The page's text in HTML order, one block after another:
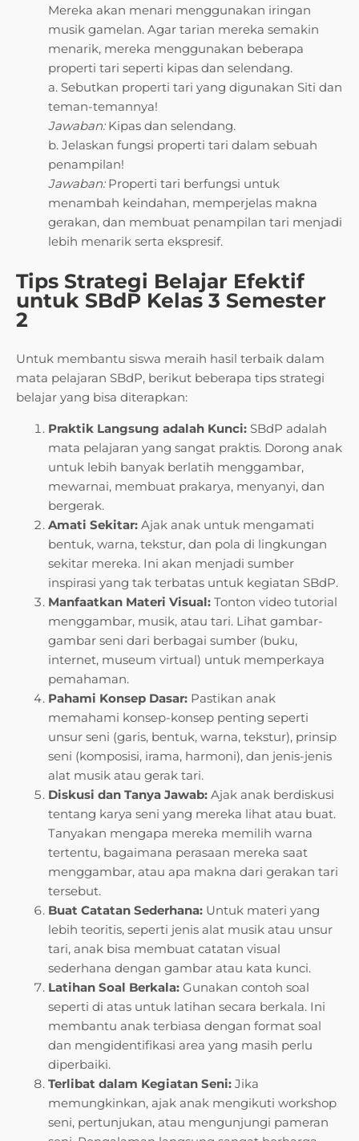
Mereka akan menari menggunakan iringan
musik gamelan. Agar tarian mereka semakin
menarik, mereka menggunakan beberapa
properti tari seperti kipas dan selendang.
a. Sebutkan properti tari yang digunakan Siti dan
teman-temannya!
Jawaban:Kipas dan selendang.
b. Jelaskan fungsi properti tari dalam sebuah
penampilan!
Jawaban:Properti tari berfungsi untuk
menambah keindahan, memperjelas makna
gerakan, dan membuat penampilan tari menjadi
lebih menarik serta ekspresif.
Tips Strategi Belajar Efektif
untuk SBdP Kelas 3 Semester
2
Untuk membantu siswa meraih hasil terbaik dalam
mata pelajaran SBdP, berikut beberapa tips strategi
belajar yang bisa diterapkan:
Praktik Langsung adalah Kunci: SBdP adalah
mata pelajaran yang sangat praktis. Dorong anak
untuk lebih banyak berlatih menggambar,
mewarnai, membuat prakarya, menyanyi, dan
bergerak.
Amati Sekitar: Ajak anak untuk mengamati
bentuk, warna, tekstur, dan pola di lingkungan
sekitar mereka. Ini akan menjadi sumber
inspirasi yang tak terbatas untuk kegiatan SBdP.
Manfaatkan Materi Visual: Tonton video tutorial
menggambar, musik, atau tari. Lihat gambar-
gambar seni dari berbagai sumber (buku,
internet, museum virtual) untuk memperkaya
pemahaman.
Pahami Konsep Dasar: Pastikan anak
memahami konsep-konsep penting seperti
unsur seni (garis, bentuk, warna, tekstur), prinsip
seni (komposisi, irama, harmoni), dan jenis-jenis
alat musik atau gerak tari.
Diskusi dan Tanya Jawab: Ajak anak berdiskusi
tentang karya seni yang mereka lihat atau buat.
Tanyakan mengapa mereka memilih warna
tertentu, bagaimana perasaan mereka saat
menggambar, atau apa makna dari gerakan tari
tersebut.
Buat Catatan Sederhana: Untuk materi yang
lebih teoritis, seperti jenis alat musik atau unsur
tari, anak bisa membuat catatan visual
sederhana dengan gambar atau kata kunci.
Latihan Soal Berkala: Gunakan contoh soal
seperti di atas untuk latihan secara berkala. Ini
membantu anak terbiasa dengan format soal
dan mengidentifikasi area yang masih perlu
diperbaiki.
Terlibat dalam Kegiatan Seni: Jika
memungkinkan, ajak anak mengikuti workshop
seni, pertunjukan, atau mengunjungi pameran